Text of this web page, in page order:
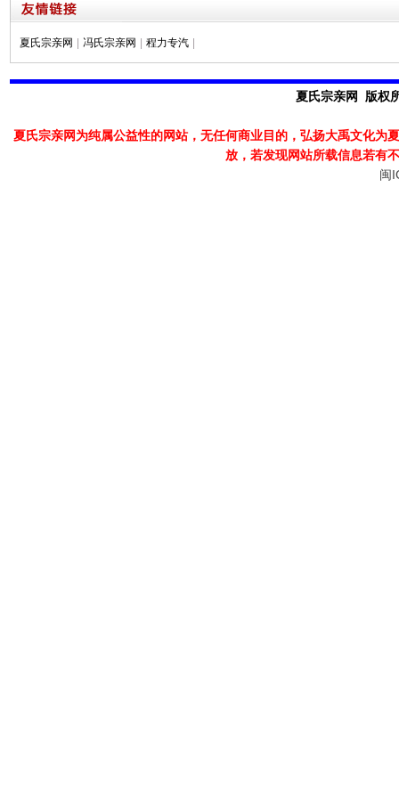
夏氏宗亲网 冯氏宗亲网 程力专汽
夏氏宗亲网 版权
夏氏宗亲网为纯属公益性的网站，无任何商业目的，弘扬大禹文化为
放，若发现网站所载信息若有
闽